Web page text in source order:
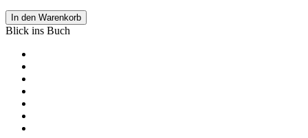
In den Warenkorb
Blick ins Buch